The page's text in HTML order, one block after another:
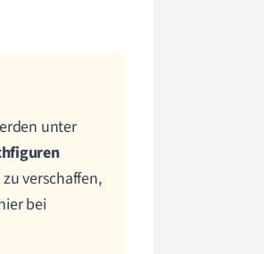
unter
verschaffen,
bei